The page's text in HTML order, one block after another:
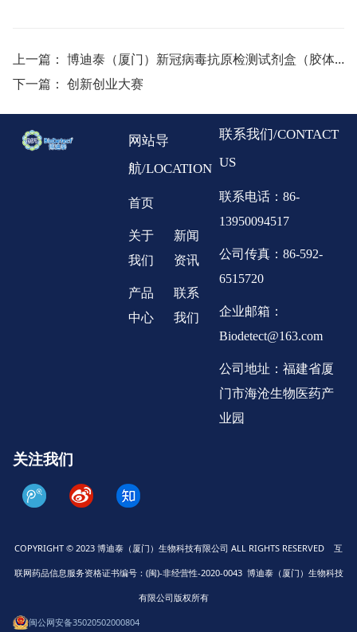
上一篇： 博迪泰（厦门）新冠病毒抗原检测试剂盒（胶体金法）获批！
下一篇： 创新创业大赛
网站导
航/LOCATION
首页
关于
我们
产品
中心
新闻
资讯
联系
我们
联系我们/CONTACT
US
联系电话：86-
13950094517
公司传真：86-592-
6515720
企业邮箱：
Biodetect@163.com
公司地址：福建省厦
门市海沧生物医药产
业园
关注我们
COPYRIGHT © 2023 博迪泰（厦门）生物科技有限公司 ALL RIGHTS RESERVED 互
联网药品信息服务资格证书编号：(闽)-非经营性-2020-0043 博迪泰（厦门）生物科技
有限公司版权所有
闽公网安备35020502000804